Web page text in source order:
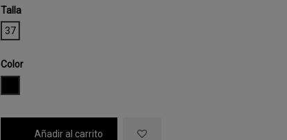
Talla
37
Color
Añadir al carrito